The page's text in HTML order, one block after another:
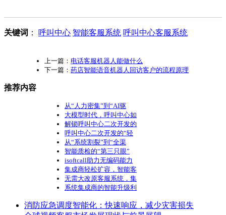
关键词 ： 呼叫中心 智能客服系统 呼叫中心客服系统
上一篇： 电话客服机器人能做什么
下一篇： 药店智能语音机器人回访客户的流程原理
推荐内容
从“人力密集”到“AI驱
大模型时代，呼叫中心如
解锁呼叫中心二次开发的
呼叫中心二次开发的“轻
从“系统割裂”到“全渠
智能质检的“第三只眼”
isoftcall助力无编码能力
集成商轻松扩容，智能客
无需大改原客服系统，集
系统集成商的智能升级利
消防应急调度智能化：快速响应，减少灾害损失